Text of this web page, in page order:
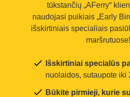
tūkstančių „AFerry“
naudojasi puikiais „Early
išskirtiniais specialiais
maršrutuose!
Išskirtiniai specialūs
nuolaidos, sutaupote iki
Būkite pirmieji, kurie